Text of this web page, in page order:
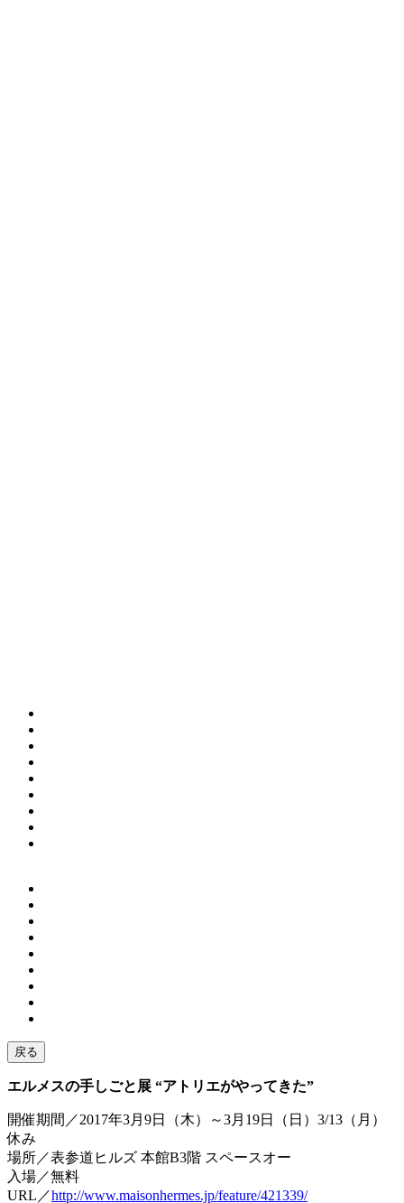
戻る
エルメスの手しごと展 “アトリエがやってきた”
開催期間／2017年3月9日（木）～3月19日（日）3/13（月）
休み
場所／表参道ヒルズ 本館B3階 スペースオー
入場／無料
URL／http://www.maisonhermes.jp/feature/421339/